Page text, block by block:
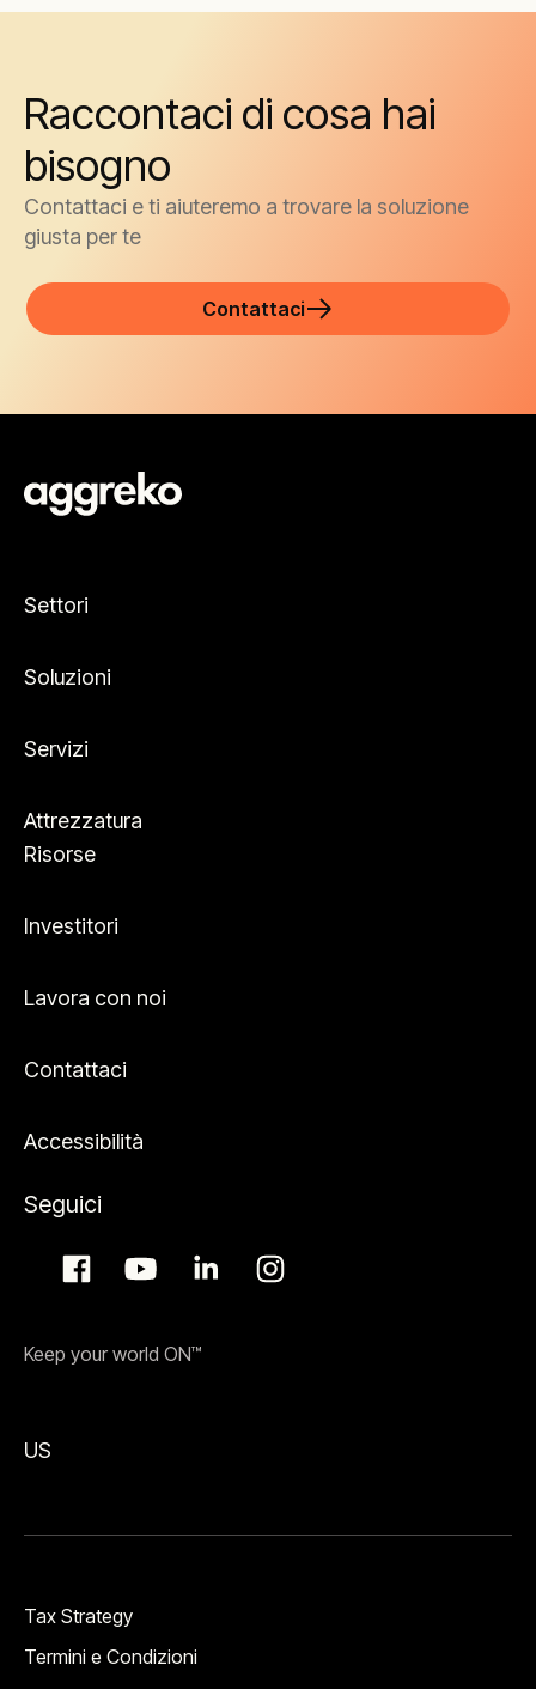
Raccontaci di cosa hai
bisogno
Contattaci e ti aiuteremo a trovare la soluzione
giusta per te
Contattaci
Settori
Soluzioni
Servizi
Attrezzatura
Risorse
Investitori
Lavora con noi
Contattaci
Accessibilità
Seguici
Keep your world ON™
US
Tax Strategy
Termini e Condizioni